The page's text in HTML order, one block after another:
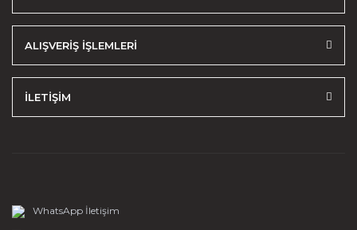
ALIŞVERİŞ İŞLEMLERİ
İLETİŞİM
WhatsApp İletişim